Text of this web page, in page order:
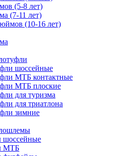
(5-8 лет)
(7-11 лет)
(10-16 лет)
шоссейные
МТБ контактные
МТБ плоские
для туризма
для триатлона
зимние
МТБ